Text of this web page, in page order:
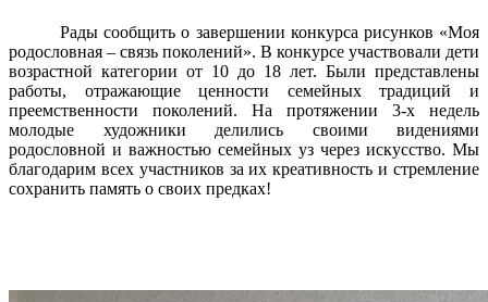
Рады сообщить о завершении конкурса рисунков «Моя
родословная – связь поколений». В конкурсе участвовали дети
возрастной категории от 10 до 18 лет. Были представлены
работы, отражающие ценности семейных традиций и
преемственности поколений. На протяжении 3-х недель
молодые художники делились своими видениями
родословной и важностью семейных уз через искусство. Мы
благодарим всех участников за их креативность и стремление
сохранить память о своих предках!